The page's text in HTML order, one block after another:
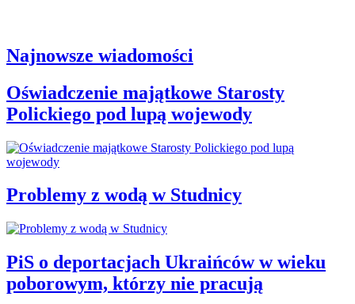
Najnowsze wiadomości
Oświadczenie majątkowe Starosty
Polickiego pod lupą wojewody
Problemy z wodą w Studnicy
PiS o deportacjach Ukraińców w wieku
poborowym, którzy nie pracują